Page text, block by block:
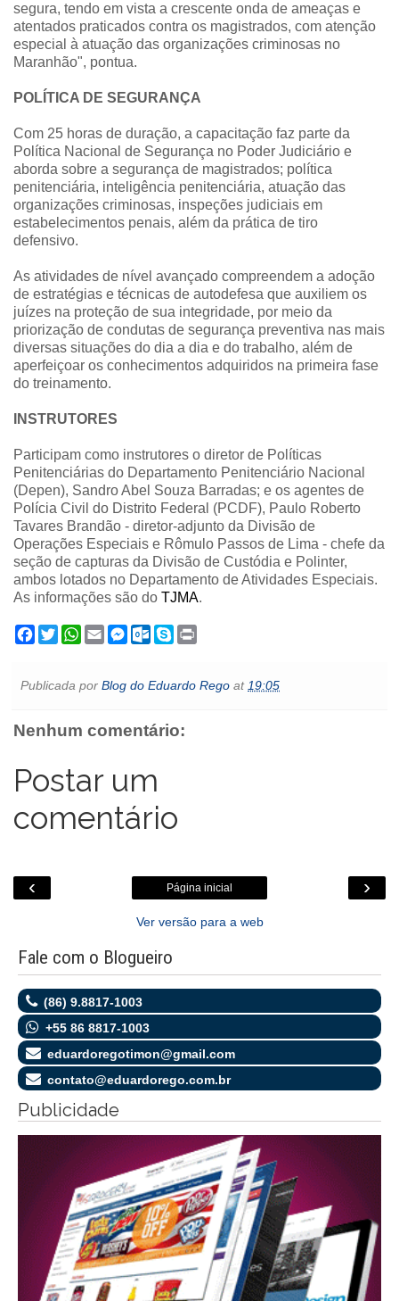
segura, tendo em vista a crescente onda de ameaças e
atentados praticados contra os magistrados, com atenção
especial à atuação das organizações criminosas no
Maranhão", pontua.
POLÍTICA DE SEGURANÇA
Com 25 horas de duração, a capacitação faz parte da
Política Nacional de Segurança no Poder Judiciário e
aborda sobre a segurança de magistrados; política
penitenciária, inteligência penitenciária, atuação das
organizações criminosas, inspeções judiciais em
estabelecimentos penais, além da prática de tiro
defensivo.
As atividades de nível avançado compreendem a adoção
de estratégias e técnicas de autodefesa que auxiliem os
juízes na proteção de sua integridade, por meio da
priorização de condutas de segurança preventiva nas mais
diversas situações do dia a dia e do trabalho, além de
aperfeiçoar os conhecimentos adquiridos na primeira fase
do treinamento.
INSTRUTORES
Participam como instrutores o diretor de Políticas
Penitenciárias do Departamento Penitenciário Nacional
(Depen), Sandro Abel Souza Barradas; e os agentes de
Polícia Civil do Distrito Federal (PCDF), Paulo Roberto
Tavares Brandão - diretor-adjunto da Divisão de
Operações Especiais e Rômulo Passos de Lima - chefe da
seção de capturas da Divisão de Custódia e Polinter,
ambos lotados no Departamento de Atividades Especiais.
As informações são do TJMA.
F
a
b
k
T
w
t
W
h
s
p
E
m
l
M
e
e
e
O
u
o
.
m
S
k
e
t
Publicada por Blog do Eduardo Rego at19:05
Nenhum comentário:
Postar um
comentário
‹ ›
Página inicial
Ver versão para a web
Fale com o Blogueiro
(86) 9.8817-1003
+55 86 8817-1003
eduardoregotimon@gmail.com
contato@eduardorego.com.br
Publicidade